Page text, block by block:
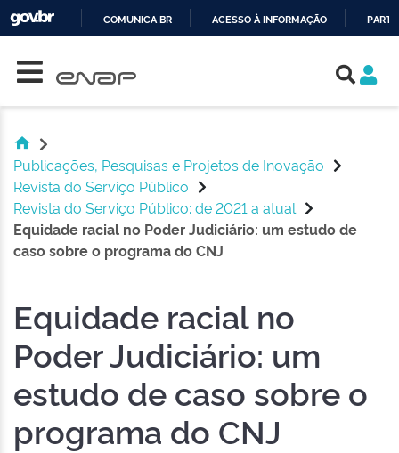
COMUNICA BR ACESSO À INFORMAÇÃO
Publicações, Pesquisas e Projetos de Inovação
Revista do Serviço Público
Revista do Serviço Público: de 2021 a atual
Equidade racial no Poder Judiciário: um estudo de
caso sobre o programa do CNJ
Equidade racial no
Poder Judiciário: um
estudo de caso sobre o
programa do CNJ